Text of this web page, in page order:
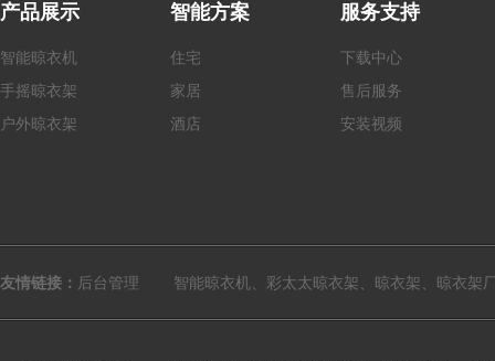
产品展示
智能晾衣机
手摇晾衣架
户外晾衣架
智能方案
住宅
家居
酒店
服务支持
下载中心
售后服务
安装视频
友情链接： 后台管理 智能晾衣机、彩太太晾衣架、晾衣架、晾衣架